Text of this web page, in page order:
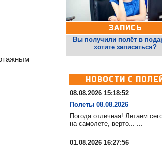
ЗАПИСЬ
Вы получили полёт в
хотите записаться?
НОВОСТИ С ПОЛЕЙ
08.08.2026 15:18:52
Полеты 08.08.2026
Погода отличная! Летаем
на самолете, верто... ...
01.08.2026 16:27:56